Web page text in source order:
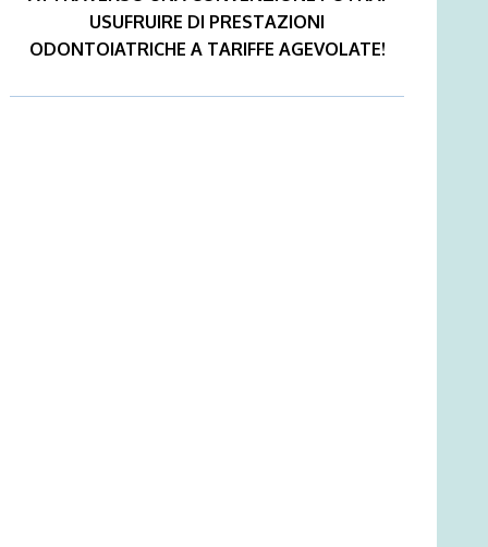
USUFRUIRE DI PRESTAZIONI
ODONTOIATRICHE A TARIFFE AGEVOLATE!